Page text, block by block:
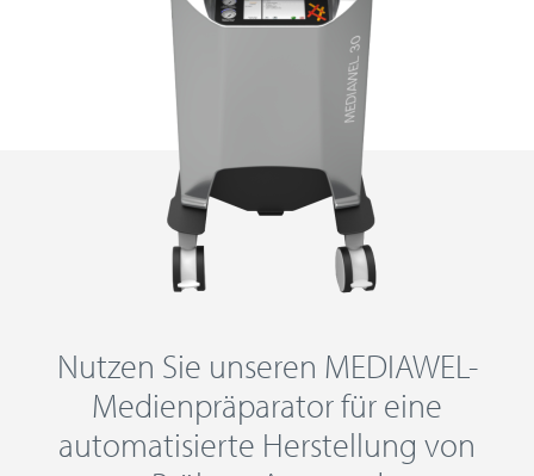
Nutzen Sie unseren MEDIAWEL-
Medienpräparator für eine
automatisierte Herstellung von